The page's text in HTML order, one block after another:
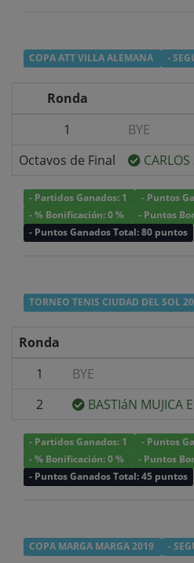
COPA ATT VILLA ALEMANA -
Ronda
1
BYE
Octavos de Final
- Partidos Ganados: 1
- Puntos
- % Bonificación: 0 %
- Puntos
- Puntos Ganados Total: 80 puntos
TORNEO TENIS CIUDAD DEL SOL
Ronda
1
BYE
2
BASTIáN MUJICA
- Partidos Ganados: 1
- Puntos
- % Bonificación: 0 %
- Puntos
- Puntos Ganados Total: 45 puntos
COPA MARGA MARGA 2019 -